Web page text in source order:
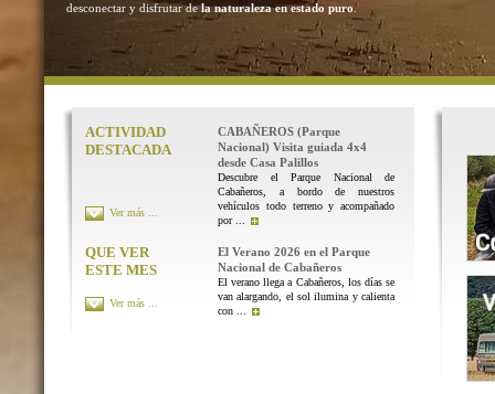
desconectar y disfrutar dela naturaleza en estado puro .
ACTIVIDAD
DESTACADA
CABAÑEROS (Parque
Nacional) Visita guiada 4x4
desde Casa Palillos
Descubre el Parque Nacional de
Cabañeros, a bordo de nuestros
vehículos todo terreno y acompañado
por ...
Ver más ...
QUE VER
ESTE MES
El Verano 2026 en el Parque
Nacional de Cabañeros
El verano llega a Cabañeros, los días se
van alargando, el sol ilumina y calienta
con ...
Ver más ...